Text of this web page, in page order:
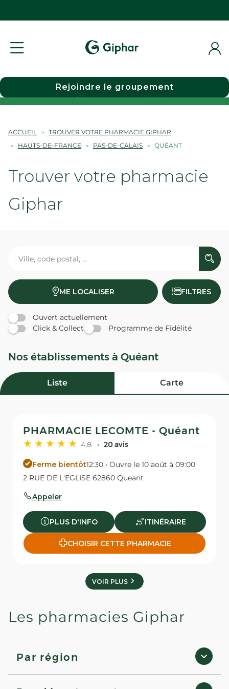
Choisir une pharmacie
Rejoindre le groupement
ACCUEIL
TROUVER VOTRE PHARMACIE GIPHAR
HAUTS-DE-FRANCE
PAS-DE-CALAIS QUÉANT
Trouver votre pharmacie
Giphar
ME LOCALISER FILTRES
Ouvert actuellement
Click & Collect
Programme de Fidélité
Nos établissements à Quéant
Liste Carte
PHARMACIE LECOMTE - Quéant
4,8 20 avis
Ferme bientôt12:30 • Ouvre le 10 août à 09:00
2 RUE DE L'EGLISE 62860 Queant
Appeler
PLUS D'INFO ITINÉRAIRE
CHOISIR CETTE PHARMACIE
VOIR PLUS
Les pharmacies Giphar
Par région